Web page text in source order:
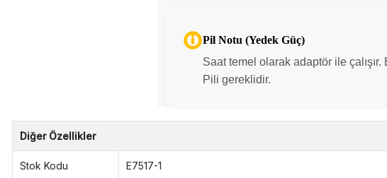
Pil Notu (Yedek Güç)
Saat temel olarak adaptör ile
Pili gereklidir.
Diğer Özellikler
Stok Kodu E7517-1